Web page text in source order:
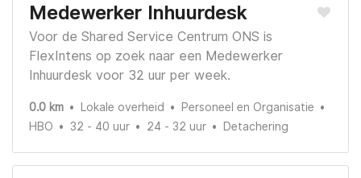
Medewerker Inhuurdesk
Voor de Shared Service Centrum ONS is
FlexIntens op zoek naar een Medewerker
Inhuurdesk voor 32 uur per week.
0.0 km Lokale overheid
Personeel en Organisatie
HBO
32 - 40 uur 24 - 32 uur Detachering